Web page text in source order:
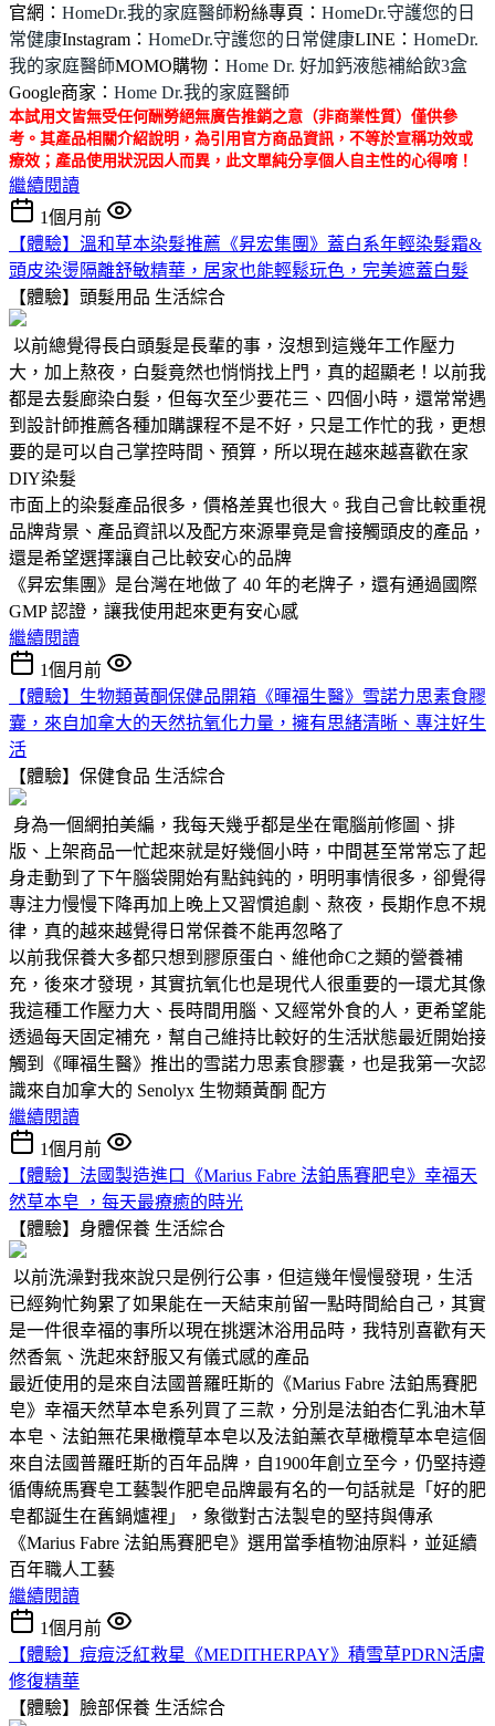
官網： HomeDr.我的家庭醫師粉絲專頁： HomeDr.守護您的日
常健康Instagram： HomeDr.守護您的日常健康LINE： HomeDr.
我的家庭醫師MOMO購物： Home Dr. 好加鈣液態補給飲3盒
Google商家： Home Dr.我的家庭醫師
本試用文皆無受任何酬勞絕無廣告推銷之意（非商業性質）僅供參
考。其產品相關介紹說明，為引用官方商品資訊，不等於宣稱功效或
療效；產品使用狀況因人而異，此文單純分享個人自主性的心得唷！
繼續閱讀
1個月前
【體驗】溫和草本染髮推薦《昇宏集團》蓋白系年輕染髮霜&
頭皮染燙隔離舒敏精華，居家也能輕鬆玩色，完美遮蓋白髮
【體驗】頭髮用品 生活綜合
以前總覺得長白頭髮是長輩的事，沒想到這幾年工作壓力
大，加上熬夜，白髮竟然也悄悄找上門，真的超顯老！以前我
都是去髮廊染白髮，但每次至少要花三、四個小時，還常常遇
到設計師推薦各種加購課程不是不好，只是工作忙的我，更想
要的是可以自己掌控時間、預算，所以現在越來越喜歡在家
DIY染髮
市面上的染髮產品很多，價格差異也很大。我自己會比較重視
品牌背景、產品資訊以及配方來源畢竟是會接觸頭皮的產品，
還是希望選擇讓自己比較安心的品牌
《昇宏集團》是台灣在地做了 40 年的老牌子，還有通過國際
GMP 認證，讓我使用起來更有安心感
繼續閱讀
1個月前
【體驗】生物類黃酮保健品開箱《暉福生醫》雪諾力思素食膠
囊，來自加拿大的天然抗氧化力量，擁有思緒清晰、專注好生
活
【體驗】保健食品 生活綜合
身為一個網拍美編，我每天幾乎都是坐在電腦前修圖、排
版、上架商品一忙起來就是好幾個小時，中間甚至常常忘了起
身走動到了下午腦袋開始有點鈍鈍的，明明事情很多，卻覺得
專注力慢慢下降再加上晚上又習慣追劇、熬夜，長期作息不規
律，真的越來越覺得日常保養不能再忽略了
以前我保養大多都只想到膠原蛋白、維他命C之類的營養補
充，後來才發現，其實抗氧化也是現代人很重要的一環尤其像
我這種工作壓力大、長時間用腦、又經常外食的人，更希望能
透過每天固定補充，幫自己維持比較好的生活狀態最近開始接
觸到《暉福生醫》推出的雪諾力思素食膠囊，也是我第一次認
識來自加拿大的 Senolyx 生物類黃酮 配方
繼續閱讀
1個月前
【體驗】法國製造進口《Marius Fabre 法鉑馬賽肥皂》幸福天
然草本皂 ，每天最療癒的時光
【體驗】身體保養 生活綜合
以前洗澡對我來說只是例行公事，但這幾年慢慢發現，生活
已經夠忙夠累了如果能在一天結束前留一點時間給自己，其實
是一件很幸福的事所以現在挑選沐浴用品時，我特別喜歡有天
然香氣、洗起來舒服又有儀式感的產品
最近使用的是來自法國普羅旺斯的《Marius Fabre 法鉑馬賽肥
皂》幸福天然草本皂系列買了三款，分別是法鉑杏仁乳油木草
本皂、法鉑無花果橄欖草本皂以及法鉑薰衣草橄欖草本皂這個
來自法國普羅旺斯的百年品牌，自1900年創立至今，仍堅持遵
循傳統馬賽皂工藝製作肥皂品牌最有名的一句話就是「好的肥
皂都誕生在舊鍋爐裡」，象徵對古法製皂的堅持與傳承
《Marius Fabre 法鉑馬賽肥皂》選用當季植物油原料，並延續
百年職人工藝
繼續閱讀
1個月前
【體驗】痘痘泛紅救星《MEDITHERPAY》積雪草PDRN活膚
修復精華
【體驗】臉部保養 生活綜合